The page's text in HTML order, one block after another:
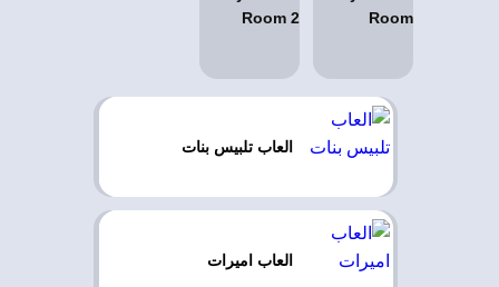
العاب تلبيس بنات
العاب اميرات